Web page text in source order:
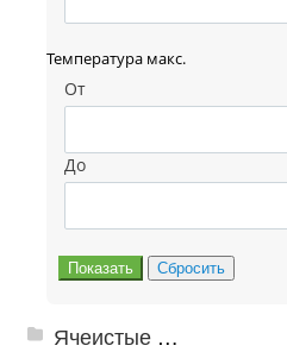
Температура макс.
От
До
Ячеистые грязезащитные покрытия